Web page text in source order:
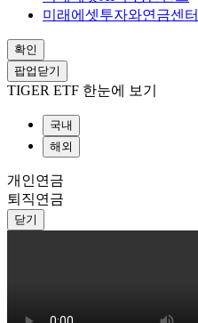
미래에셋투자와연금센터
확인
팝업닫기
TIGER ETF 한눈에 보기
국내
해외
개인연금
퇴직연금
닫기